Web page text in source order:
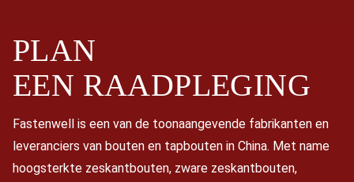
PLAN
EEN RAADPLEGING
Fastenwell is een van de toonaangevende fabrikanten en
leveranciers van bouten en tapbouten in China. Met name
hoogsterkte zeskantbouten, zware zeskantbouten,